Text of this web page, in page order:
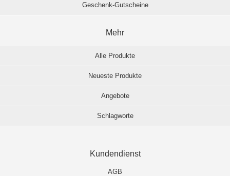
Geschenk-Gutscheine
Mehr
Alle Produkte
Neueste Produkte
Angebote
Schlagworte
Kundendienst
AGB